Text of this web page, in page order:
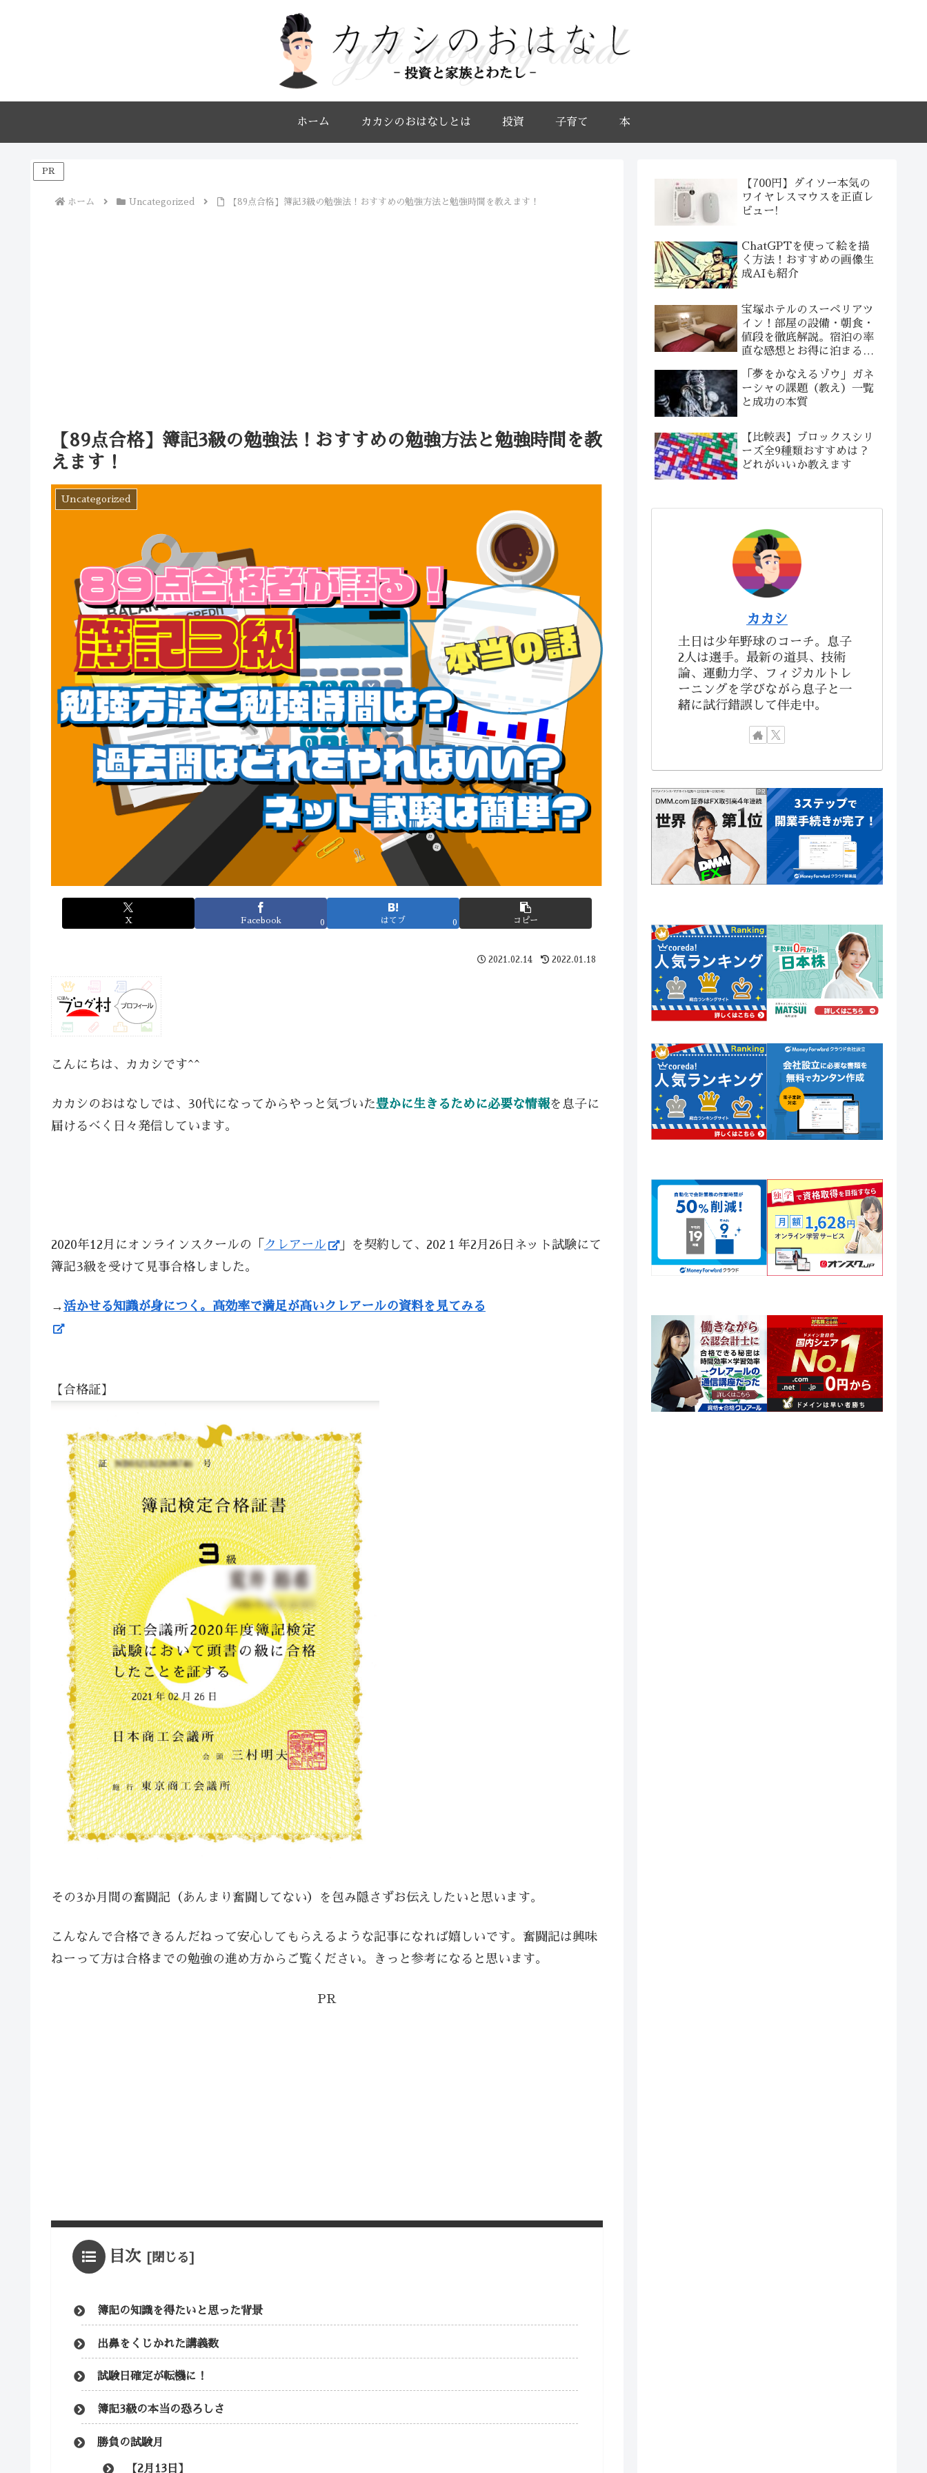
ホーム カカシのおはなしとは 投資 子育て 本
PR
ホーム Uncategorized 【89点合格】簿記3級の勉強法！おすすめの勉強方法と勉強時間を教えます！
【89点合格】簿記3級の勉強法！おすすめの勉強方法と勉強時間を教
えます！
Uncategorized
X Facebook 0 はてブ 0 コピー
2021.02.14 2022.01.18
こんにちは、カカシです^^
カカシのおはなしでは、30代になってからやっと気づいた豊かに生きるために必要な情報を息子に
届けるべく日々発信しています。
2020年12月にオンラインスクールの「 クレアール
」を契約して、202１年2月26日ネット試験にて
簿記3級を受けて見事合格しました。
→活かせる知識が身につく。高効率で満足が高いクレアールの資料を見てみる
【合格証】
その3か月間の奮闘記（あんまり奮闘してない）を包み隠さずお伝えしたいと思います。
こんなんで合格できるんだねって安心してもらえるような記事になれば嬉しいです。奮闘記は興味
ねーって方は合格までの勉強の進め方からご覧ください。きっと参考になると思います。
PR
目次
簿記の知識を得たいと思った背景
出鼻をくじかれた講義数
試験日確定が転機に！
簿記3級の本当の恐ろしさ
勝負の試験月
【2月13日】
【700円】ダイソー本気の
ワイヤレスマウスを正直レ
ビュー!
ChatGPTを使って絵を描
く方法！おすすめの画像生
成AIも紹介
宝塚ホテルのスーペリアツ
イン！部屋の設備・朝食・
値段を徹底解説。宿泊の率
直な感想とお得に泊まる方
「夢をかなえるゾウ」ガネ
ーシャの課題（教え）一覧
と成功の本質
【比較表】ブロックスシリ
ーズ全9種類おすすめは？
どれがいいか教えます
カカシ
土日は少年野球のコーチ。息子
2人は選手。最新の道具、技術
論、運動力学、フィジカルトレ
ーニングを学びながら息子と一
緒に試行錯誤して伴走中。